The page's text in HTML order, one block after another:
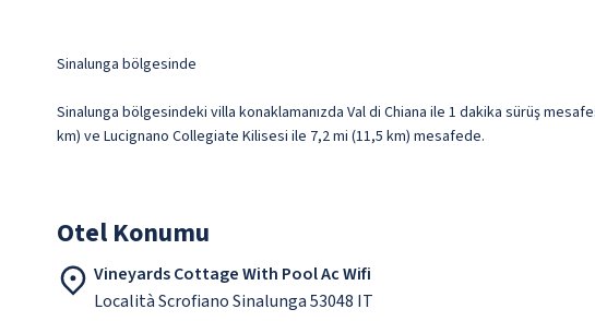
Sinalunga bölgesinde
Sinalunga bölgesindeki villa konaklamanızda Val di Chiana ile 1 dakika sürüş
km) ve Lucignano Collegiate Kilisesi ile 7,2 mi (11,5 km) mesafede.
Otel Konumu
Vineyards Cottage With Pool Ac Wifi
Località Scrofiano Sinalunga 53048 IT